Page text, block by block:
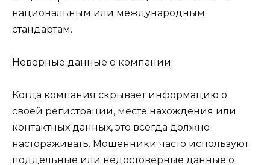
национальным или международным
стандартам.
Неверные данные о компании
Когда компания скрывает информацию о
своей регистрации, месте нахождения или
контактных данных, это всегда должно
настораживать. Мошенники часто используют
поддельные или недостоверные данные о